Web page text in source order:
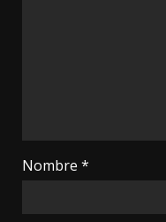
Nombre *